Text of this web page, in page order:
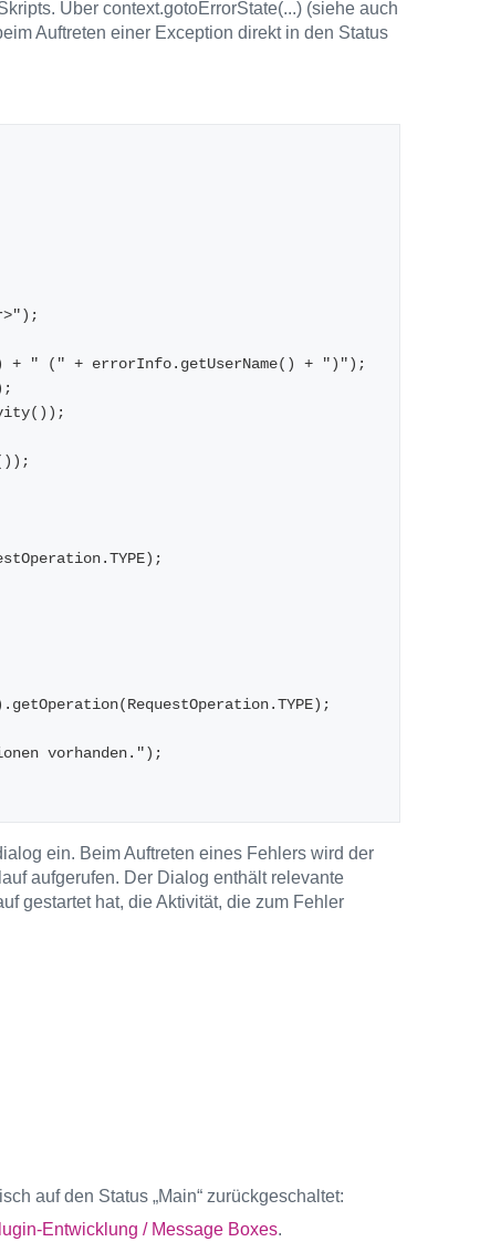
Über context.gotoErrorState(...) (siehe auch
Auftreten einer Exception direkt in den Status
(" + errorInfo.getUserName() + ")");
vorhanden.");
ein. Beim Auftreten eines Fehlers wird der
aufgerufen. Der Dialog enthält relevante
gestartet hat, die Aktivität, die zum Fehler
auf den Status „Main“ zurückgeschaltet:
Entwicklung / Message Boxes.